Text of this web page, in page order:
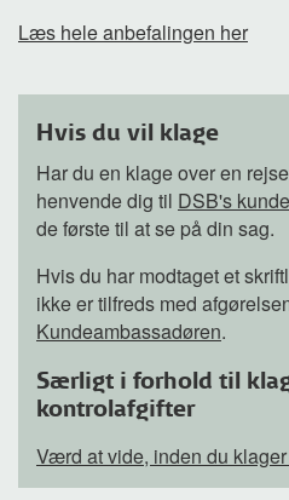
Læs hele anbefalingen her
Hvis du vil klage
Har du en klage over en
henvende dig til DSB's
de første til at se på din sag.
Hvis du har modtaget et
ikke er tilfreds med
Kundeambassadøren.
Særligt i forhold til
kontrolafgifter
Værd at vide, inden du